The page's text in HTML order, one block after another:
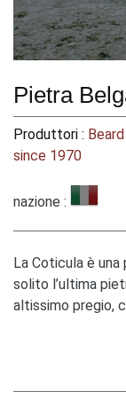
Pietra
Produttori :
since 1970
nazione :
La Coticula è
solito l’ultima
altissimo pregio,